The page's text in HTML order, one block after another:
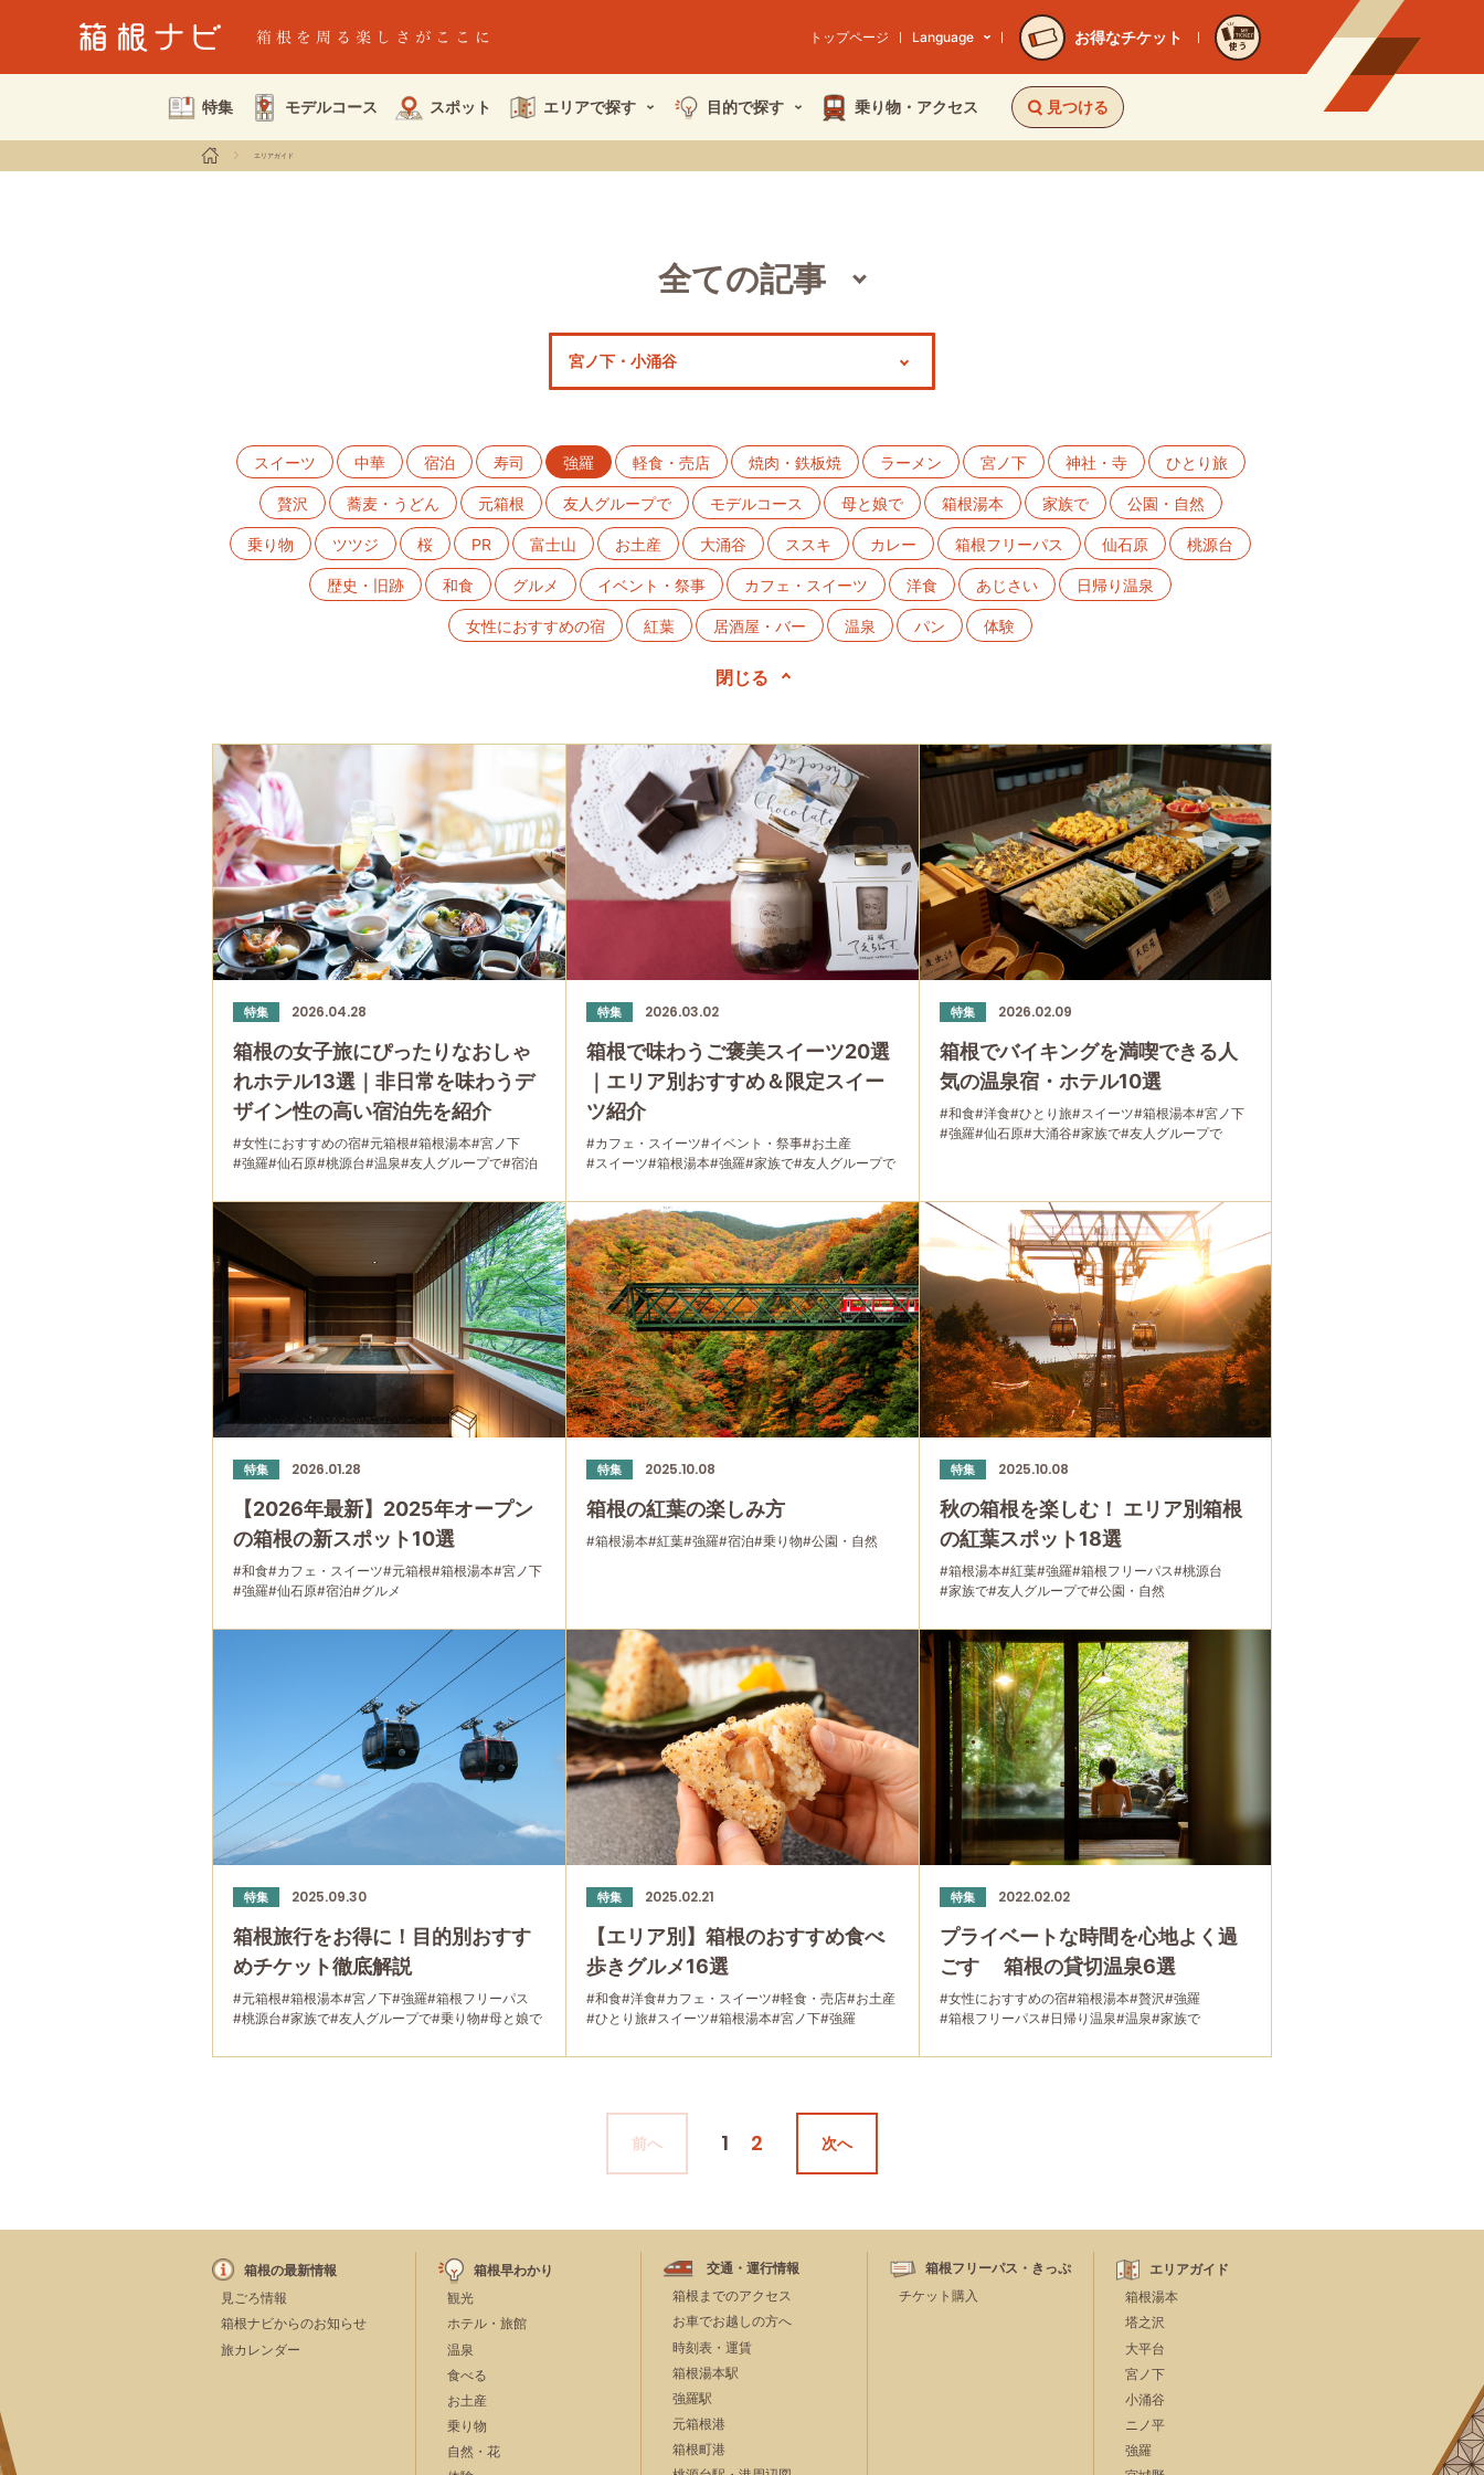
トップページ Language お得なチケット
使う
特集 モデルコース スポット エリアで探す 目的で探す 乗り物・ アクセス 見つける
エリアガイド
全ての記事
スポット
モデルコース
イベント
スイーツ 中華 宿泊 寿司 強羅 軽食・売店 焼肉・鉄板焼 ラーメン 宮ノ下 神社・寺 ひとり旅
贅沢 蕎麦・うどん 元箱根 友人グループで モデルコース 母と娘で 箱根湯本 家族で 公園・自然
乗り物 ツツジ 桜 PR 富士山 お土産 大涌谷 ススキ カレー 箱根フリーパス 仙石原 桃源台
歴史・旧跡 和食 グルメ イベント・祭事 カフェ・スイーツ 洋食 あじさい 日帰り温泉
女性におすすめの宿 紅葉 居酒屋・バー 温泉 パン 体験
特集 2026.04.28
箱根の女子旅にぴったりなおしゃ
れホテル13選｜非日常を味わうデ
ザイン性の高い宿泊先を紹介
#女性におすすめの宿#元箱根#箱根湯本#宮ノ下
#強羅#仙石原#桃源台#温泉#友人グループで#宿泊
特集 2026.03.02
箱根で味わうご褒美スイーツ20選
｜エリア別おすすめ＆限定スイー
ツ紹介
#カフェ・スイーツ#イベント・祭事#お土産
#スイーツ#箱根湯本#強羅#家族で#友人グループで
特集 2026.02.09
箱根でバイキングを満喫できる人
気の温泉宿・ホテル10選
#和食#洋食#ひとり旅#スイーツ#箱根湯本#宮ノ下
#強羅#仙石原#大涌谷#家族で#友人グループで
特集 2026.01.28
【2026年最新】2025年オープン
の箱根の新スポット10選
#和食#カフェ・スイーツ#元箱根#箱根湯本#宮ノ下
#強羅#仙石原#宿泊#グルメ
特集 2025.10.08
箱根の紅葉の楽しみ方
#箱根湯本#紅葉#強羅#宿泊#乗り物#公園・自然
特集 2025.10.08
秋の箱根を楽しむ！ エリア別箱根
の紅葉スポット18選
#箱根湯本#紅葉#強羅#箱根フリーパス#桃源台
#家族で#友人グループで#公園・自然
特集 2025.09.30
箱根旅行をお得に！目的別おすす
めチケット徹底解説
#元箱根#箱根湯本#宮ノ下#強羅#箱根フリーパス
#桃源台#家族で#友人グループで#乗り物#母と娘で
特集 2025.02.21
【エリア別】箱根のおすすめ食べ
歩きグルメ16選
#和食#洋食#カフェ・スイーツ#軽食・売店#お土産
#ひとり旅#スイーツ#箱根湯本#宮ノ下#強羅
#母と娘で
特集 2022.02.02
プライベートな時間を心地よく過
ごす 箱根の貸切温泉6選
#女性におすすめの宿#箱根湯本#贅沢#強羅
#箱根フリーパス#日帰り温泉#温泉#家族で
前へ 1 2 次へ
箱根の最新情報
見ごろ情報
箱根ナビからのお知らせ
旅カレンダー
箱根早わかり
観光
ホテル・旅館
温泉
食べる
お土産
乗り物
自然・花
交通・運行情報
箱根までのアクセス
お車でお越しの方へ
時刻表・運賃
箱根湯本駅
強羅駅
元箱根港
箱根町港
箱根フリーパス・きっぷ
チケット購入
エリアガイド
箱根湯本
塔之沢
大平台
宮ノ下
小涌谷
ニノ平
強羅